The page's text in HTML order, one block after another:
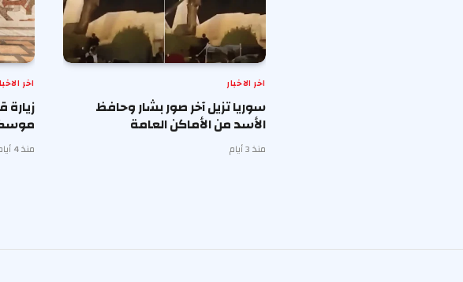
اخر الاخبار
سوريا تزيل آخر صور بشار وحافظ
الأسد من الأماكن العامة
منذ 3 أيام
اخر
منذ 4 أيام